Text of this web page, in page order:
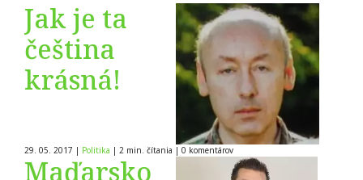
Jak je ta
čeština
krásná!
29. 05. 2017 | Politika | 2 min. čítania | 0 komentárov
Maďarsko